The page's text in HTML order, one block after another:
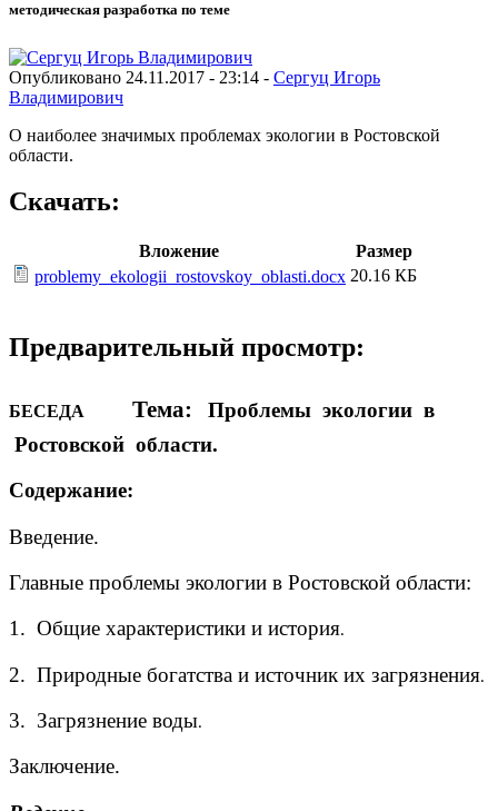
методическая разработка по теме
Опубликовано 24.11.2017 - 23:14 - Сергуц Игорь
Владимирович
О наиболее значимых проблемах экологии в Ростовской
области.
Скачать:
Вложение
Размер
problemy_ekologii_rostovskoy_oblasti.docx 20.16 КБ
Предварительный просмотр:
БЕСЕДА Тема:
Проблемы экологии в
Ростовской области.
Содержание:
Введение.
Главные проблемы экологии в Ростовской области:
1. Общие характеристики и история.
2. Природные богатства и источник их загрязнения.
3. Загрязнение воды.
Заключение.